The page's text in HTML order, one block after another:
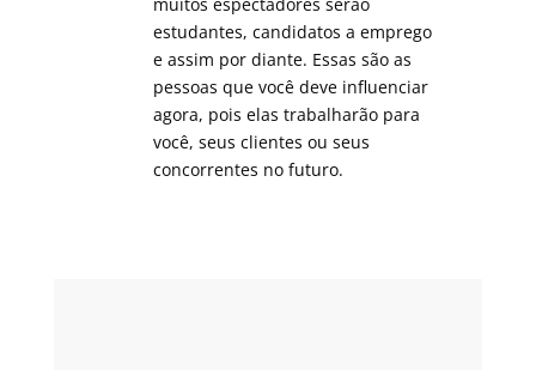
estudantes, candidatos a emprego
e assim por diante. Essas são as
pessoas que você deve influenciar
agora, pois elas trabalharão para
você, seus clientes ou seus
concorrentes no futuro.